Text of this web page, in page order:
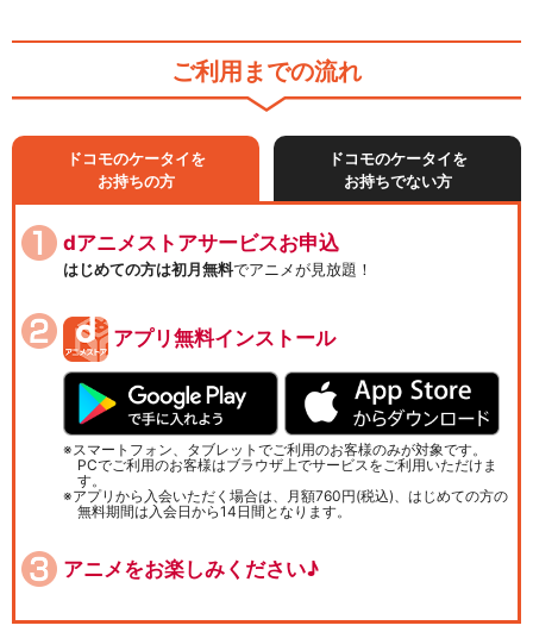
ご利用までの流れ
ドコモのケータイを
お持ちの方
ドコモのケータイを
お持ちでない方
dアニメストアサービスお申込
はじめての方は初月無料でアニメが見放題！
アプリ無料インストール
スマートフォン、タブレットでご利用のお客様のみが対象です。
PCでご利用のお客様はブラウザ上でサービスをご利用いただけま
す。
アプリから入会いただく場合は、月額760円(税込)、はじめての方の
無料期間は入会日から14日間となります。
アニメをお楽しみください♪